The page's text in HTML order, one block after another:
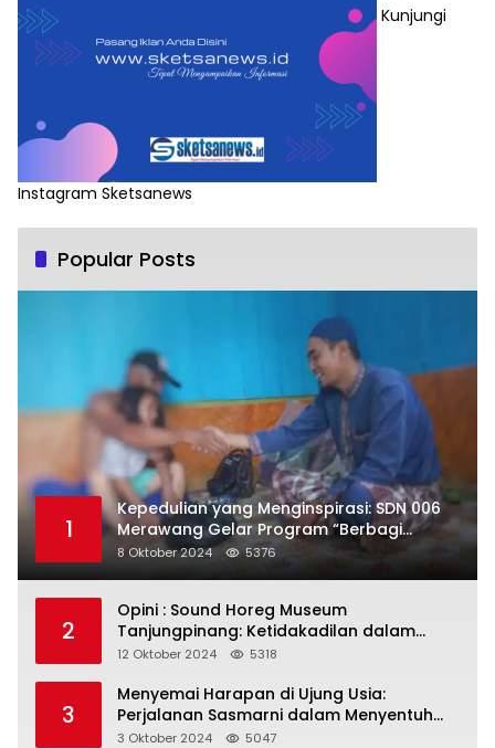
Kunjungi
Instagram Sketsanews
Popular Posts
1
Kepedulian yang Menginspirasi: SDN 006
Merawang Gelar Program “Berbagi
Segenggam Beras”
8 Oktober 2024 5376
2
Opini : Sound Horeg Museum
Tanjungpinang: Ketidakadilan dalam
Representasi
12 Oktober 2024 5318
3
Menyemai Harapan di Ujung Usia:
Perjalanan Sasmarni dalam Menyentuh
Hati dan Jiwa
3 Oktober 2024 5047